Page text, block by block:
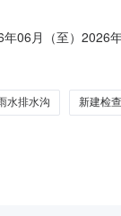
06月（至）2026
府大屯街道办事
水排水沟 新建检